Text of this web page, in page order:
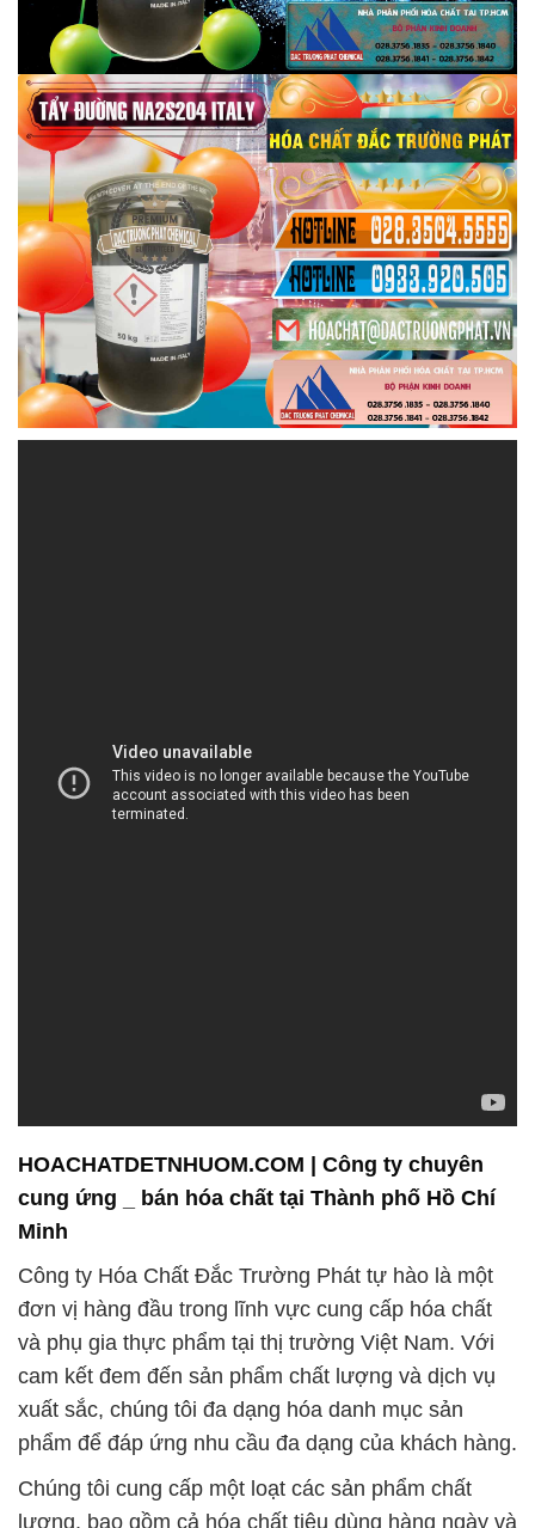
HOACHATDETNHUOM.COM | Công ty chuyên
cung ứng _ bán hóa chất tại Thành phố Hồ Chí
Minh
Công ty Hóa Chất Đắc Trường Phát tự hào là một
đơn vị hàng đầu trong lĩnh vực cung cấp hóa chất
và phụ gia thực phẩm tại thị trường Việt Nam. Với
cam kết đem đến sản phẩm chất lượng và dịch vụ
xuất sắc, chúng tôi đa dạng hóa danh mục sản
phẩm để đáp ứng nhu cầu đa dạng của khách hàng.
Chúng tôi cung cấp một loạt các sản phẩm chất
lượng, bao gồm cả hóa chất tiêu dùng hàng ngày và